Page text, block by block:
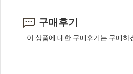
구매후기
이 상품에 대한 구매후기는 구매하